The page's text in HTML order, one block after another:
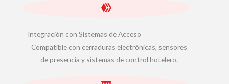
Integración con Sistemas de Acceso
Compatible con cerraduras electrónicas, sensores
de presencia y sistemas de control hotelero.